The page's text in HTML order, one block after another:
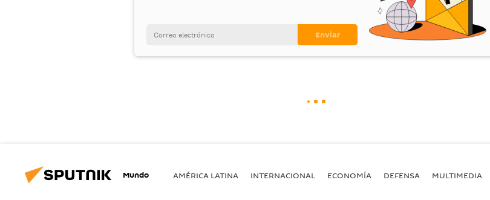
Mundo AMÉRICA LATINA INTERNACIONAL ECONOMÍA DEFENSA MULTIMEDIA